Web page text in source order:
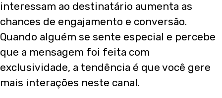
interessam ao destinatário aumenta as
chances de engajamento e conversão.
Quando alguém se sente especial e percebe
que a mensagem foi feita com
exclusividade, a tendência é que você gere
mais interações neste canal.